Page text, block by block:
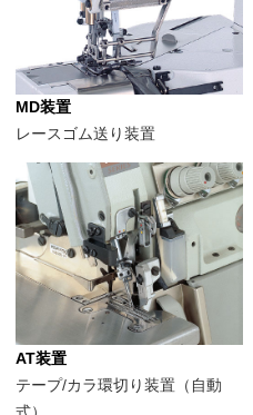
MD装置
レースゴム送り装置
AT装置
テープ/カラ環切り装置（自動
式）